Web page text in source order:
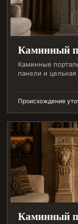
Каминный
Каминные
панели и цельная
Происхождение
Каминный